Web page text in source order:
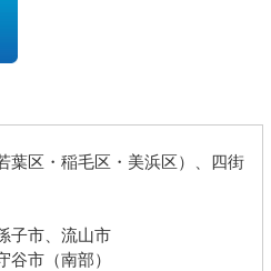
区・稲毛区・美浜区）、四街
子市、流山市
市（南部）